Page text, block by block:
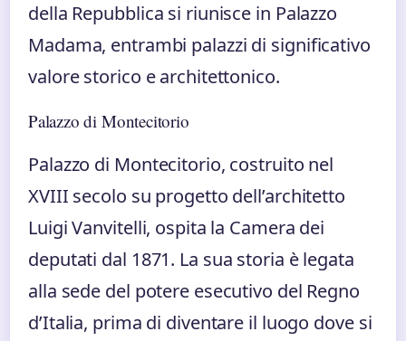
della Repubblica si riunisce in Palazzo
Madama, entrambi palazzi di significativo
valore storico e architettonico.
Palazzo di Montecitorio
Palazzo di Montecitorio, costruito nel
XVIII secolo su progetto dell’architetto
Luigi Vanvitelli, ospita la Camera dei
deputati dal 1871. La sua storia è legata
alla sede del potere esecutivo del Regno
d’Italia, prima di diventare il luogo dove si